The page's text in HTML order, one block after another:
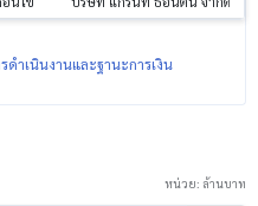
ำเนินงานและฐานะการเงิน
หน่วย: ล้านบาท